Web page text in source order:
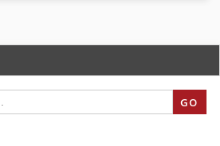
GO